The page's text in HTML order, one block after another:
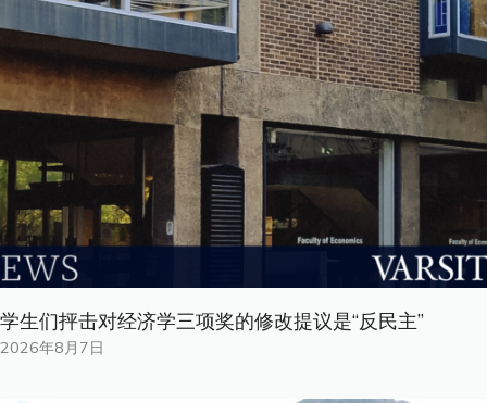
学生们抨击对经济学三项奖的修改提议是“反民主”
2026年8月7日